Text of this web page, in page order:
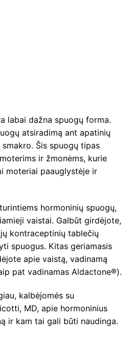
labai dažna spuogų forma.
atsiradimą ant apatinių
Šis spuogų tipas
ir žmonėms, kurie
moteriai paauglystėje ir
hormoninių spuogų,
vaistai. Galbūt girdėjote,
kontraceptinių tablečių
spuogus. Kitas geriamasis
apie vaistą, vadinamą
pat vadinamas Aldactone®).
kalbėjomės su
MD, apie hormoninius
ir kam tai gali būti naudinga.